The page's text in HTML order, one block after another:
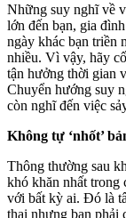
Những suy nghĩ về
lớn đến bạn, gia
ngày khác bạn triền
nhiều. Vì vậy, hãy
tận hưởng thời gian
Chuyển hướng suy
còn nghĩ đến việc
Không tự ‘nhốt’
Thông thường sau
khó khăn nhất trong
với bất kỳ ai. Đó là
thai nhưng bạn phải